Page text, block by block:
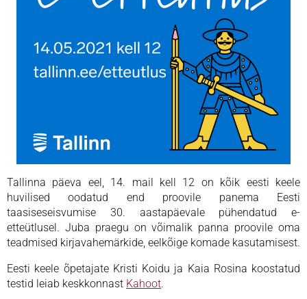
Tallinna päeva eel, 14. mail kell 12 on kõik eesti keele
huvilised oodatud end proovile panema Eesti
taasiseseisvumise 30. aastapäevale pühendatud e-
etteütlusel. Juba praegu on võimalik panna proovile oma
teadmised kirjavahemärkide, eelkõige komade kasutamisest.
Eesti keele õpetajate Kristi Koidu ja Kaia Rosina koostatud
testid leiab keskkonnast Kahoot.